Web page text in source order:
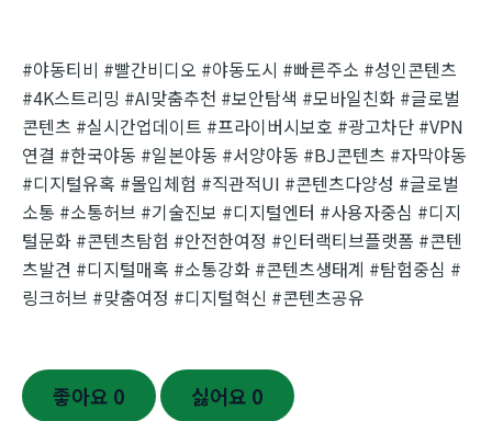
#야동티비 #빨간비디오 #야동도시 #빠른주소 #성인콘텐츠
#4K스트리밍 #AI맞춤추천 #보안탐색 #모바일친화 #글로벌
콘텐츠 #실시간업데이트 #프라이버시보호 #광고차단 #VPN
연결 #한국야동 #일본야동 #서양야동 #BJ콘텐츠 #자막야동
#디지털유혹 #몰입체험 #직관적UI #콘텐츠다양성 #글로벌
소통 #소통허브 #기술진보 #디지털엔터 #사용자중심 #디지
털문화 #콘텐츠탐험 #안전한여정 #인터랙티브플랫폼 #콘텐
츠발견 #디지털매혹 #소통강화 #콘텐츠생태계 #탐험중심 #
링크허브 #맞춤여정 #디지털혁신 #콘텐츠공유
좋아요 0 싫어요 0